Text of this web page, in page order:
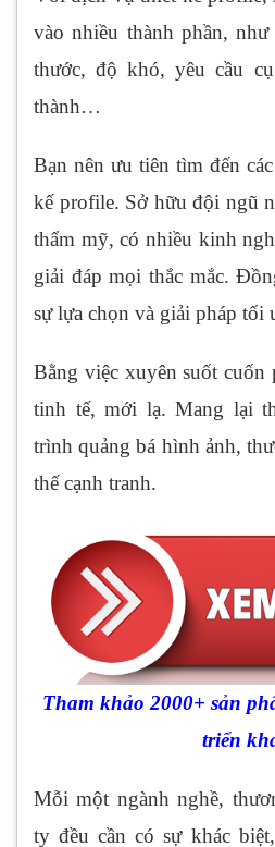
vào nhiều thành phần,
thước, độ khó, yêu cầu
thành…
Bạn nên ưu tiên tìm đến
kế profile. Sở hữu đội ngũ
thẩm mỹ, có nhiều kinh
giải đáp mọi thắc mắc.
sự lựa chọn và giải pháp tối
Bằng việc xuyên suốt
tinh tế, mới lạ. Mang lại
trình quảng bá hình ảnh,
thế cạnh tranh.
Tham khảo 2000+ sản
triển
Mỗi một ngành nghề,
ty đều cần có sự khác